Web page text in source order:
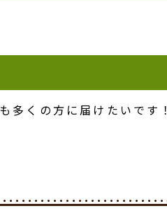
多くの方に届けたいです！